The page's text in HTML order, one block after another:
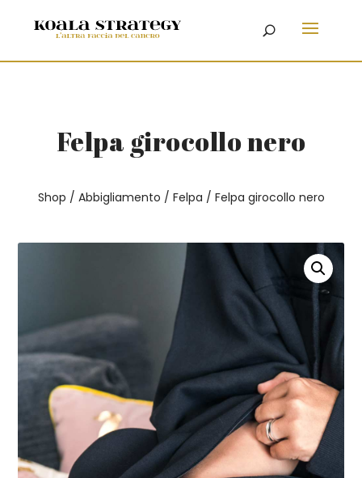
Felpa girocollo nero
Shop / Abbigliamento / Felpa / Felpa girocollo nero